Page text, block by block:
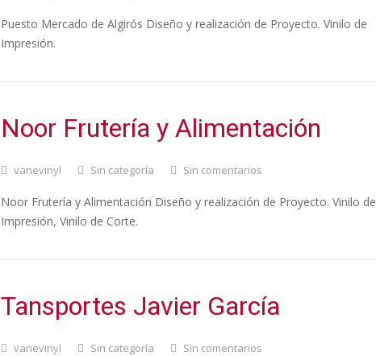
Puesto Mercado de Algirós Diseño y realización de Proyecto. Vinilo de
Impresión.
Noor Frutería y Alimentación
vanevinyl Sin categoría Sin comentarios
Noor Frutería y Alimentación Diseño y realización de Proyecto. Vinilo de
Impresión, Vinilo de Corte.
Tansportes Javier García
vanevinyl Sin categoría Sin comentarios